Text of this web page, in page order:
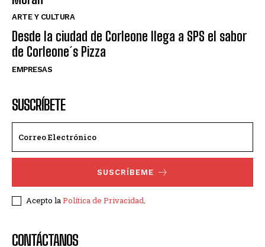
ARTE Y CULTURA
Desde la ciudad de Corleone llega a SPS el sabor
de Corleone´s Pizza
EMPRESAS
SUSCRÍBETE
SUSCRÍBEME
Acepto laPolítica de Privacidad.
CONTÁCTANOS